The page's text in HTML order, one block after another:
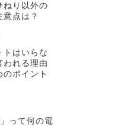
ねり以外の
点は？
トはいらな
われる理由
ポイント
って何の電